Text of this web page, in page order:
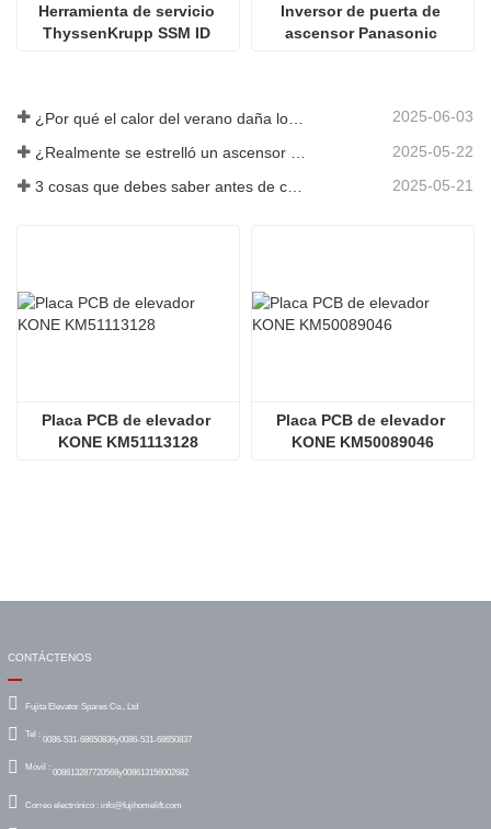
Herramienta de servicio
ThyssenKrupp SSM ID
Inversor de puerta de
ascensor Panasonic
2025-06-03
2025-05-22
3 cosas que debes saber antes de comprar un ascensor 2025-05-21
Placa PCB de elevador
KONE KM51113128
Placa PCB de elevador
KONE KM50089046
CONTÁCTENOS
Fujita Elevator Spares Co., Ltd
Tel : 0086-531-68650836y0086-531-68650837
Móvil : 008613287720568y008613156002682
Correo electrónico : info@fujihomelift.com